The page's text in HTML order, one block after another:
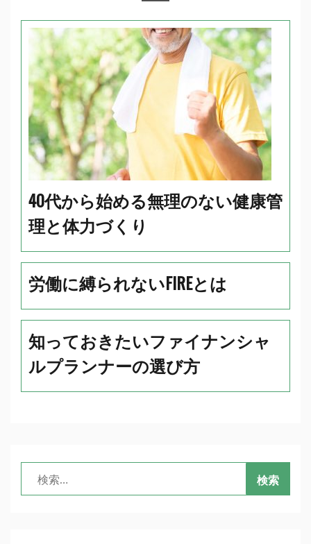
シ
40代から始める無理のない健康管
理と体力づくり
労働に縛られないFIREとは
知っておきたいファイナンシャ
ルプランナーの選び方
索: